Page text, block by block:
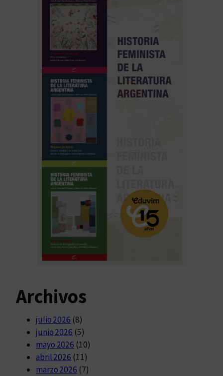
Archivos
julio 2026 (8)
junio 2026 (5)
mayo 2026 (10)
abril 2026 (11)
marzo 2026 (7)